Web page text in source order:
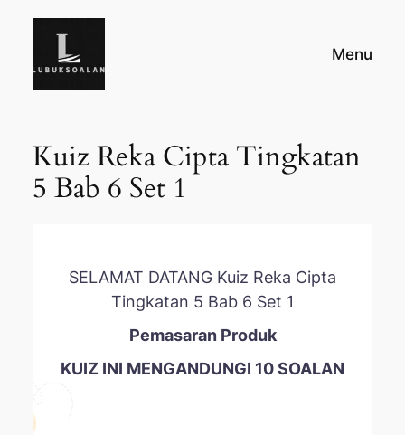
Menu
Kuiz Reka Cipta Tingkatan
5 Bab 6 Set 1
SELAMAT DATANG Kuiz Reka Cipta
Tingkatan 5 Bab 6 Set 1
Pemasaran Produk
KUIZ INI MENGANDUNGI 10 SOALAN